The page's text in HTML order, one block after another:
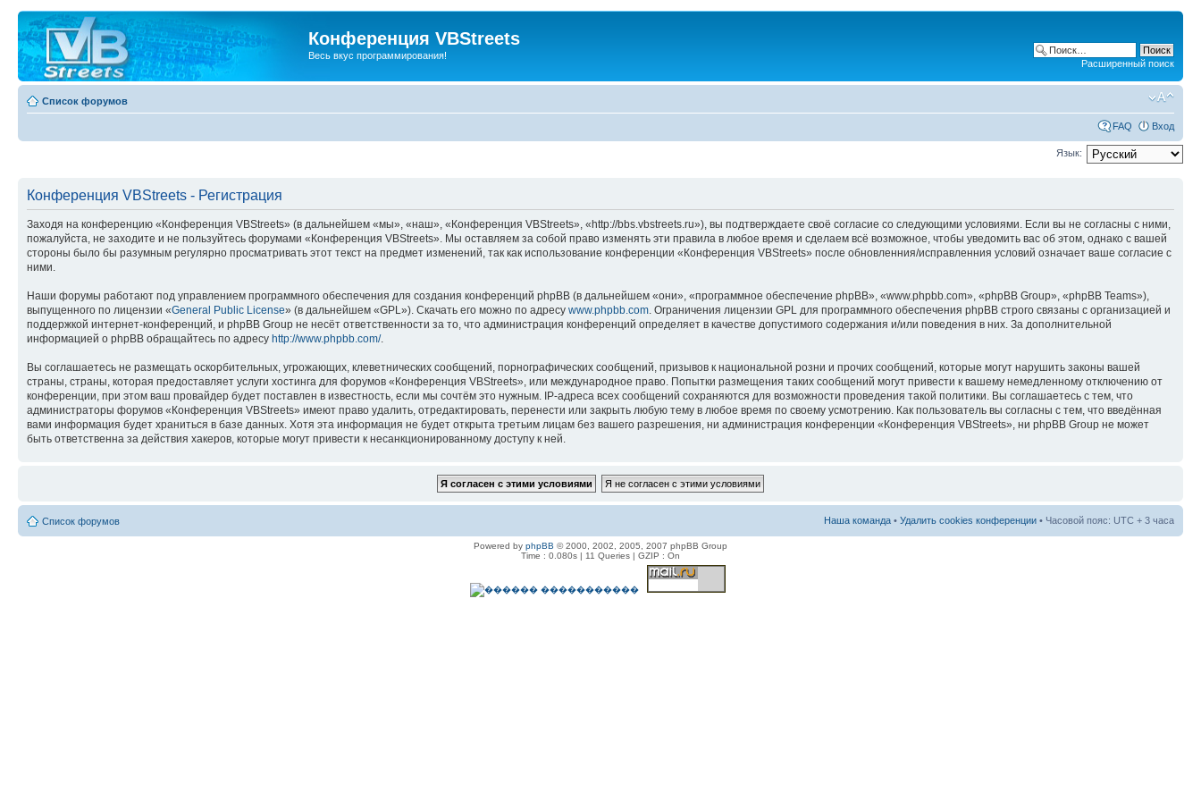
Конференция VBStreets
Весь вкус программирования!
Расширенный поиск
Список форумов
FAQ Вход
Язык:
Конференция VBStreets - Регистрация
Заходя на конференцию «Конференция VBStreets» (в дальнейшем «мы», «наш», «Конференция VBStreets», «http://bbs.vbstreets.ru»), вы подтверждаете своё согласие со следующими условиями. Если вы не согласны с ними,
пожалуйста, не заходите и не пользуйтесь форумами «Конференция VBStreets». Мы оставляем за собой право изменять эти правила в любое время и сделаем всё возможное, чтобы уведомить вас об этом, однако с вашей
стороны было бы разумным регулярно просматривать этот текст на предмет изменений, так как использование конференции «Конференция VBStreets» после обновленния/исправленния условий означает ваше согласие с
ними.
Наши форумы работают под управлением программного обеспечения для создания конференций phpBB (в дальнейшем «они», «программное обеспечение phpBB», «www.phpbb.com», «phpBB Group», «phpBB Teams»),
выпущенного по лицензии «General Public License» (в дальнейшем «GPL»). Скачать его можно по адресу www.phpbb.com. Ограничения лицензии GPL для программного обеспечения phpBB строго связаны с организацией и
поддержкой интернет-конференций, и phpBB Group не несёт ответственности за то, что администрация конференций определяет в качестве допустимого содержания и/или поведения в них. За дополнительной
информацией о phpBB обращайтесь по адресу http://www.phpbb.com/.
Вы соглашаетесь не размещать оскорбительных, угрожающих, клеветнических сообщений, порнографических сообщений, призывов к национальной розни и прочих сообщений, которые могут нарушить законы вашей
страны, страны, которая предоставляет услуги хостинга для форумов «Конференция VBStreets», или международное право. Попытки размещения таких сообщений могут привести к вашему немедленному отключению от
конференции, при этом ваш провайдер будет поставлен в известность, если мы сочтём это нужным. IP-адреса всех сообщений сохраняются для возможности проведения такой политики. Вы соглашаетесь с тем, что
администраторы форумов «Конференция VBStreets» имеют право удалить, отредактировать, перенести или закрыть любую тему в любое время по своему усмотрению. Как пользователь вы согласны с тем, что введённая
вами информация будет храниться в базе данных. Хотя эта информация не будет открыта третьим лицам без вашего разрешения, ни администрация конференции «Конференция VBStreets», ни phpBB Group не может
быть ответственна за действия хакеров, которые могут привести к несанкционированному доступу к ней.
Список форумов Наша команда • Удалить cookies конференции • Часовой пояс: UTC + 3 часа
Powered by phpBB © 2000, 2002, 2005, 2007 phpBB Group
Time : 0.080s | 11 Queries | GZIP : On